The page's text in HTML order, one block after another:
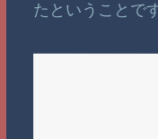
たということです